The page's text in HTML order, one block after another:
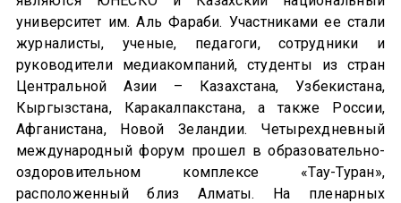
университет им. Аль Фараби. Участниками ее стали
журналисты, ученые, педагоги, сотрудники и
руководители медиакомпаний, студенты из стран
Центральной Азии – Казахстана, Узбекистана,
Кыргызстана, Каракалпакстана, а также России,
Афганистана, Новой Зеландии. Четырехдневный
международный форум прошел в образовательно-
оздоровительном комплексе «Тау-Туран»,
расположенный близ Алматы. На пленарных